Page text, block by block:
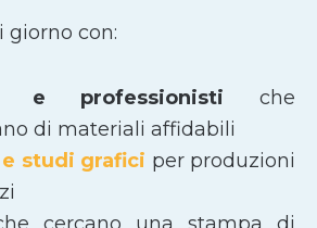
giorno con:
e professionisti che
di materiali affidabili
studi grafici per produzioni